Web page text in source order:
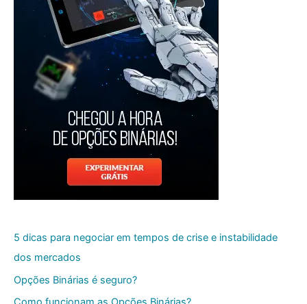
5 dicas para negociar em tempos de crise e instabilidade
dos mercados
Opções Binárias é seguro?